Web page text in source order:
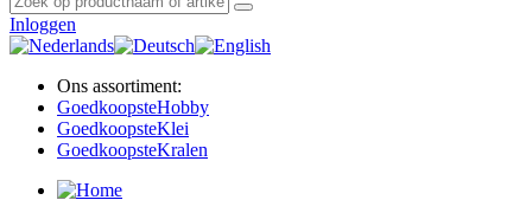
Inloggen
Ons assortiment:
GoedkoopsteHobby
GoedkoopsteKlei
GoedkoopsteKralen